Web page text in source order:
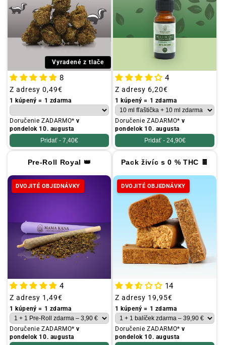
Vyradené z tlače
8
Obvyklá
cena
Z adresy 0,49€
1 kúpený = 1 zdarma
Doručenie ZADARMO*v
pondelok 10. augusta
Pridať - 7,40€
4
Obvyklá
cena
Z adresy 6,20€
1 kúpený = 1 zdarma
Doručenie ZADARMO*v
pondelok 10. augusta
Pridať - 24,90€
Pre-Roll Royal 👑
DVOJITÉ OBJEDNÁVKY
4
Obvyklá
cena
Z adresy 1,49€
1 kúpený = 1 zdarma
Doručenie ZADARMO*v
pondelok 10. augusta
Pack živíc s 0 % THC 🍫
DVOJITÉ OBJEDNÁVKY
14
Obvyklá
cena
Z adresy 19,95€
1 kúpený = 1 zdarma
Doručenie ZADARMO*v
pondelok 10. augusta